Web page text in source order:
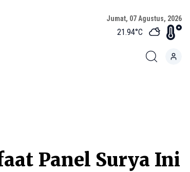
Jumat, 07 Agustus, 2026
21.94°C
Panel Surya Ini